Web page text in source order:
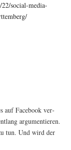
social-media-
auf Face­book ver­
argu­men­tie­ren.
tun. Und wird der